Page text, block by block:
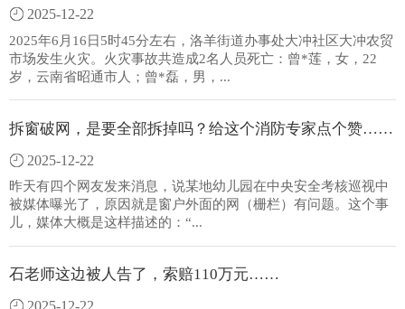
2025-12-22
2025年6月16日5时45分左右，洛羊街道办事处大冲社区大冲农贸
市场发生火灾。火灾事故共造成2名人员死亡：曾*莲，女，22
岁，云南省昭通市人；曾*磊，男，...
拆窗破网，是要全部拆掉吗？给这个消防专家点个赞……
2025-12-22
昨天有四个网友发来消息，说某地幼儿园在中央安全考核巡视中
被媒体曝光了，原因就是窗户外面的网（栅栏）有问题。这个事
儿，媒体大概是这样描述的：“...
石老师这边被人告了，索赔110万元……